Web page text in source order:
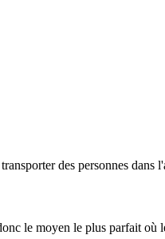
des personnes dans
le moyen le plus parfait où